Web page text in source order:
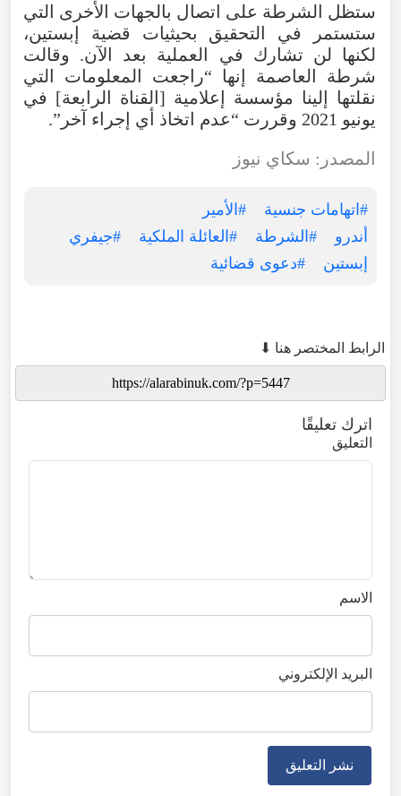
ستظل الشرطة على اتصال بالجهات الأخرى التي
ستستمر في التحقيق بحيثيات قضية إبستين،
لكنها لن تشارك في العملية بعد الآن. وقالت
شرطة العاصمة إنها “راجعت المعلومات التي
نقلتها إلينا مؤسسة إعلامية [القناة الرابعة] في
يونيو 2021 وقررت “عدم اتخاذ أي إجراء آخر”.
المصدر: سكاي نيوز
#اتهامات جنسية
#الأمير
أندرو
#الشرطة #العائلة الملكية
#جيفري
إبستين
#دعوى قضائية
الرابط المختصر هنا ⬇
اترك تعليقًا
التعليق
الاسم
البريد الإلكتروني